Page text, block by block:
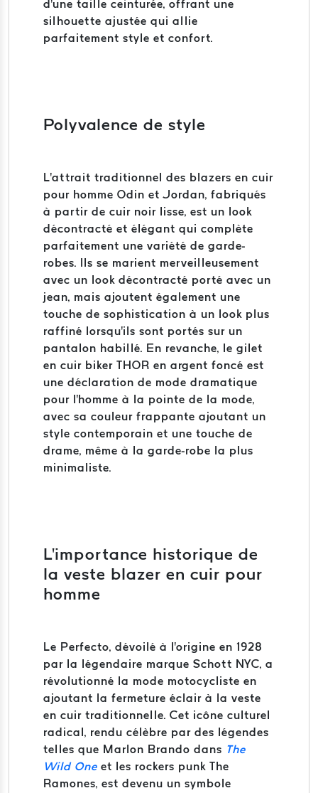
d'une taille ceinturée, offrant une
silhouette ajustée qui allie
parfaitement style et confort.
Polyvalence de style
L'attrait traditionnel des blazers en cuir
pour homme Odin et Jordan, fabriqués
à partir de cuir noir lisse, est un look
décontracté et élégant qui complète
parfaitement une variété de garde-
robes. Ils se marient merveilleusement
avec un look décontracté porté avec un
jean, mais ajoutent également une
touche de sophistication à un look plus
raffiné lorsqu'ils sont portés sur un
pantalon habillé. En revanche, le gilet
en cuir biker THOR en argent foncé est
une déclaration de mode dramatique
pour l'homme à la pointe de la mode,
avec sa couleur frappante ajoutant un
style contemporain et une touche de
drame, même à la garde-robe la plus
minimaliste.
L'importance historique de
la veste blazer en cuir pour
homme
Le Perfecto, dévoilé à l'origine en 1928
par la légendaire marque Schott NYC, a
révolutionné la mode motocycliste en
ajoutant la fermeture éclair à la veste
en cuir traditionnelle. Cet icône culturel
radical, rendu célèbre par des légendes
telles que Marlon Brando dans The
Wild One et les rockers punk The
Ramones, est devenu un symbole